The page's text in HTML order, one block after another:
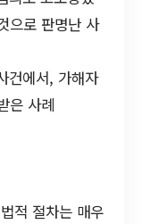
으로 판명난 사
건에서, 가해자
은 사례
적 절차는 매우